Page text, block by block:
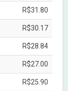
R$31.80
R$30.17
R$28.84
R$27.00
R$25.90